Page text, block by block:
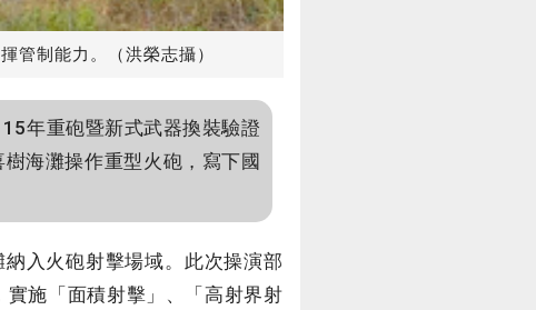
管制能力。（洪榮志攝）
年重砲暨新式武器換裝驗證
海灘操作重型火砲，寫下國
入火砲射擊場域。此次操演部
施「面積射擊」、「高射界射